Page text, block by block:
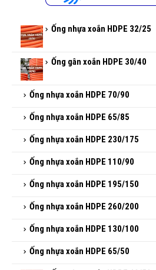
Ống nhựa xoắn HDPE 32/25
Ống gân xoắn HDPE 30/40
Ống nhựa xoắn HDPE 70/90
Ống nhựa xoắn HDPE 230/175
Ống nhựa xoắn HDPE 195/150